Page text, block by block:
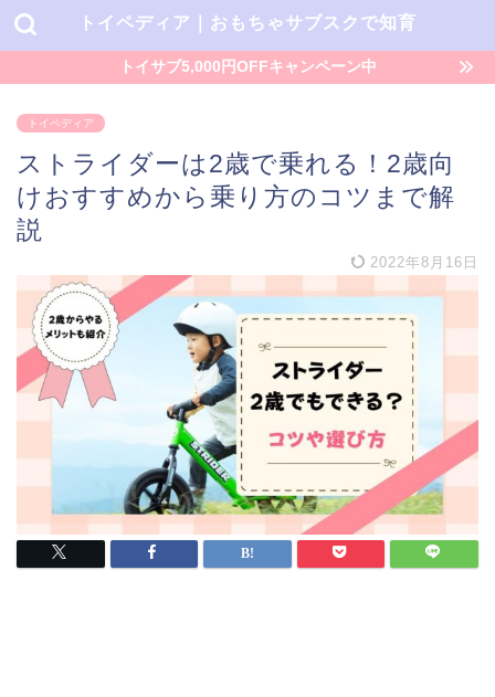
トイペディア｜おもちゃサブスクで知育
トイサブ5,000円OFFキャンペーン中
トイペディア
ストライダーは2歳で乗れる！2歳向
けおすすめから乗り方のコツまで解
説
2022年8月16日